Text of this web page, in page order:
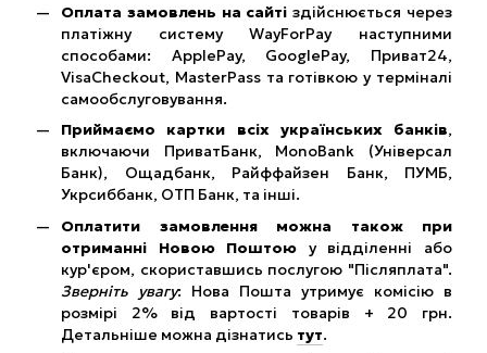
Оплата замовлень на сайтіздійснюється через
платіжну систему WayForPay наступними
способами: ApplePay, GooglePay, Приват24,
VisaCheckout, MasterPass та готівкою у терміналі
самообслуговування.
Приймаємо картки всіх українських банків,
включаючи ПриватБанк, MonoBank (Універсал
Банк), Ощадбанк, Райффайзен Банк, ПУМБ,
Укрсиббанк, ОТП Банк, та інші.
Оплатити замовлення можна також при
отриманні Новою Поштою у відділенні або
кур'єром, скориставшись послугою "Післяплата".
Зверніть увагу: Нова Пошта утримує комісію в
розмірі 2% від вартості товарів + 20 грн.
Детальніше можна дізнатись тут.